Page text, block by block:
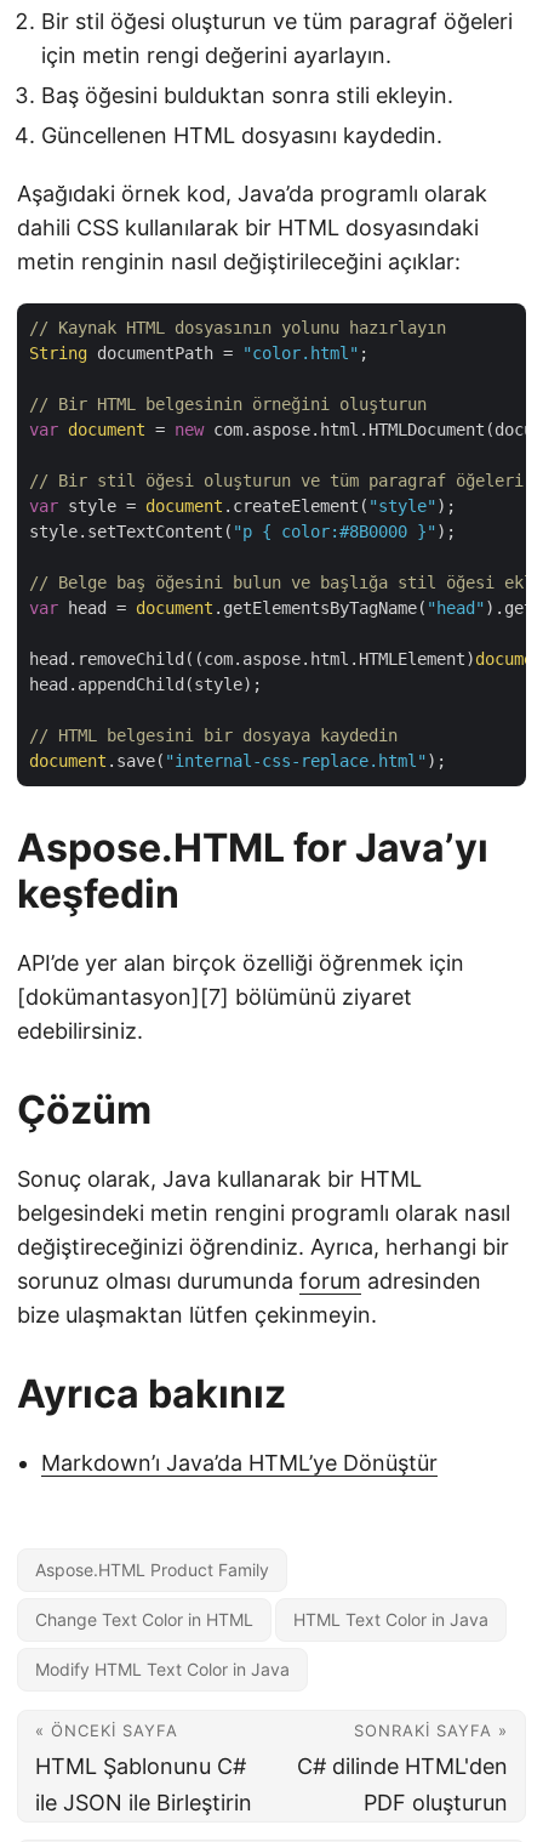
Bir stil öğesi oluşturun ve tüm paragraf öğeleri
için metin rengi değerini ayarlayın.
Baş öğesini bulduktan sonra stili ekleyin.
Güncellenen HTML dosyasını kaydedin.
Aşağıdaki örnek kod, Java’da programlı olarak
dahili CSS kullanılarak bir HTML dosyasındaki
metin renginin nasıl değiştirileceğini açıklar:
// Kaynak HTML dosyasının yolunu hazırlayın
String documentPath = "color.html" ;
// Bir HTML belgesinin örneğini oluşturun
var document = new
// Bir stil öğesi oluşturun ve tüm paragraf öğeleri
var style = document .createElement( "style" );
style.setTextContent( "p { color:#8B0000 }" );
// Belge baş öğesini bulun ve başlığa stil öğesi
var head = document .getElementsByTagName( "head"
head.removeChild((com.aspose.html.HTMLElement)
head.appendChild(style);
// HTML belgesini bir dosyaya kaydedin
document .save( "internal-css-replace.html"
Aspose.HTML for Java’yı
keşfedin
API’de yer alan birçok özelliği öğrenmek için
[dokümantasyon][7] bölümünü ziyaret
edebilirsiniz.
Çözüm
Sonuç olarak, Java kullanarak bir HTML
belgesindeki metin rengini programlı olarak nasıl
değiştireceğinizi öğrendiniz. Ayrıca, herhangi bir
sorunuz olması durumunda forum adresinden
bize ulaşmaktan lütfen çekinmeyin.
Ayrıca bakınız
Markdown’ı Java’da HTML’ye Dönüştür
Aspose.HTML Product Family
Change Text Color in HTML HTML Text Color in Java
Modify HTML Text Color in Java
« ÖNCEKI SAYFA
HTML Şablonunu C#
ile JSON ile Birleştirin
SONRAKI SAYFA »
C# dilinde HTML'den
PDF oluşturun